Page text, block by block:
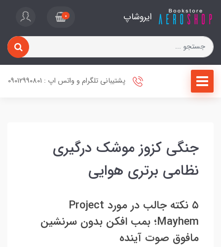
ایروشاپ 0
پشتیبانی تلگرام و واتس اپ : 09012990801
جنگی کزوز موشک درگیری
نظامی برتری هوایی
۵ نکته جالب در مورد Project
Mayhem؛ بمب افکن بدون سرنشین
مافوق صوت آینده